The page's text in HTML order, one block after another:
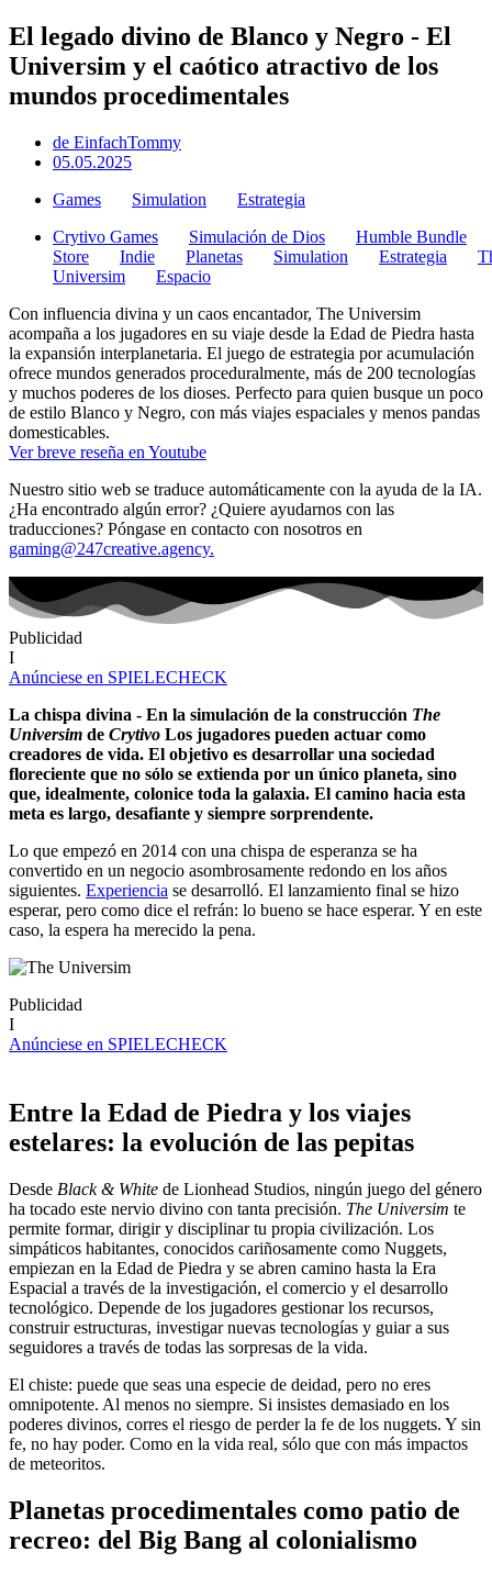
El legado divino de Blanco y Negro - El
Universim y el caótico atractivo de los
mundos procedimentales
de EinfachTommy
05.05.2025
Games
Simulation
Estrategia
Crytivo Games
Simulación de Dios
Humble Bundle
Store
Indie Planetas Simulation Estrategia
Universim
Espacio
Con influencia divina y un caos encantador, The Universim
acompaña a los jugadores en su viaje desde la Edad de Piedra hasta
la expansión interplanetaria. El juego de estrategia por acumulación
ofrece mundos generados proceduralmente, más de 200 tecnologías
y muchos poderes de los dioses. Perfecto para quien busque un poco
de estilo Blanco y Negro, con más viajes espaciales y menos pandas
domesticables.
Ver breve reseña en Youtube
Nuestro sitio web se traduce automáticamente con la ayuda de la IA.
¿Ha encontrado algún error? ¿Quiere ayudarnos con las
traducciones? Póngase en contacto con nosotros en
gaming@247creative.agency.
Publicidad
I
Anúnciese en SPIELECHECK
La chispa divina - En la simulación de la construcción The
Universim de Crytivo Los jugadores pueden actuar como
creadores de vida. El objetivo es desarrollar una sociedad
floreciente que no sólo se extienda por un único planeta, sino
que, idealmente, colonice toda la galaxia. El camino hacia esta
meta es largo, desafiante y siempre sorprendente.
Lo que empezó en 2014 con una chispa de esperanza se ha
convertido en un negocio asombrosamente redondo en los años
siguientes. Experiencia se desarrolló. El lanzamiento final se hizo
esperar, pero como dice el refrán: lo bueno se hace esperar. Y en este
caso, la espera ha merecido la pena.
Publicidad
I
Anúnciese en SPIELECHECK
Entre la Edad de Piedra y los viajes
estelares: la evolución de las pepitas
Desde Black & White de Lionhead Studios, ningún juego del género
ha tocado este nervio divino con tanta precisión. The Universim te
permite formar, dirigir y disciplinar tu propia civilización. Los
simpáticos habitantes, conocidos cariñosamente como Nuggets,
empiezan en la Edad de Piedra y se abren camino hasta la Era
Espacial a través de la investigación, el comercio y el desarrollo
tecnológico. Depende de los jugadores gestionar los recursos,
construir estructuras, investigar nuevas tecnologías y guiar a sus
seguidores a través de todas las sorpresas de la vida.
El chiste: puede que seas una especie de deidad, pero no eres
omnipotente. Al menos no siempre. Si insistes demasiado en los
poderes divinos, corres el riesgo de perder la fe de los nuggets. Y sin
fe, no hay poder. Como en la vida real, sólo que con más impactos
de meteoritos.
Planetas procedimentales como patio de
recreo: del Big Bang al colonialismo